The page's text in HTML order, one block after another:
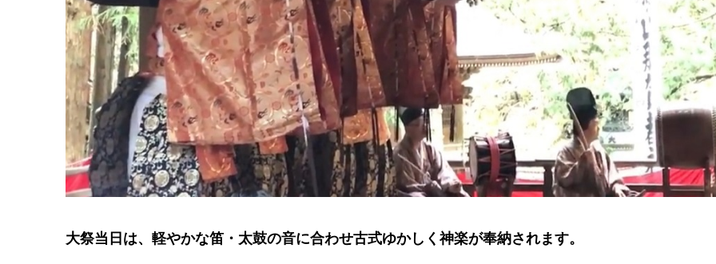
大祭当日は、軽やかな笛・太鼓の音に合わせ古式ゆかしく神楽が奉納されます。